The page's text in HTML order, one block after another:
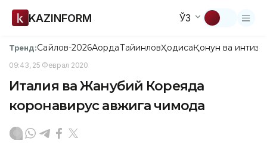
KAZINFORM ЎЗ
Тренд:Сайлов-2026АқордаТайинловҲодисаҚонун ва
09:43, 25 Феврал 2020
Италия ва Жанубий Кореяда
коронавирус авжига чиқмоқда